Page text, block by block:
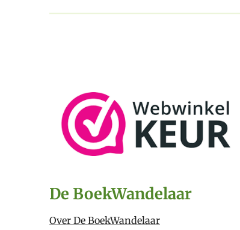
De BoekWandelaar
Over De BoekWandelaar